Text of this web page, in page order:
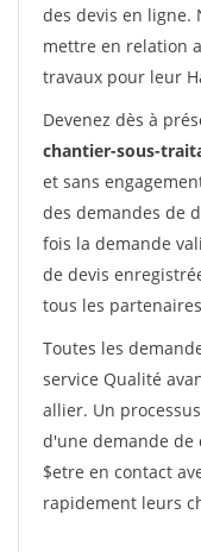
des devis en ligne.
mettre en relation
travaux pour leur
Devenez dès à
chantier-sous-
et sans
des demandes de
fois la demande
de devis
tous les
Toutes les
service Qualité
allier. Un
d'une demande de
$etre en contact
rapidement leurs